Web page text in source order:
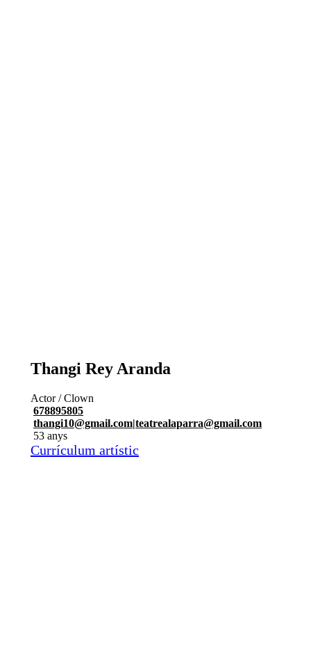
Thangi Rey Aranda
Actor / Clown
678895805
thangi10@gmail.com|teatrealaparra@gmail.com
53 anys
Currículum artístic